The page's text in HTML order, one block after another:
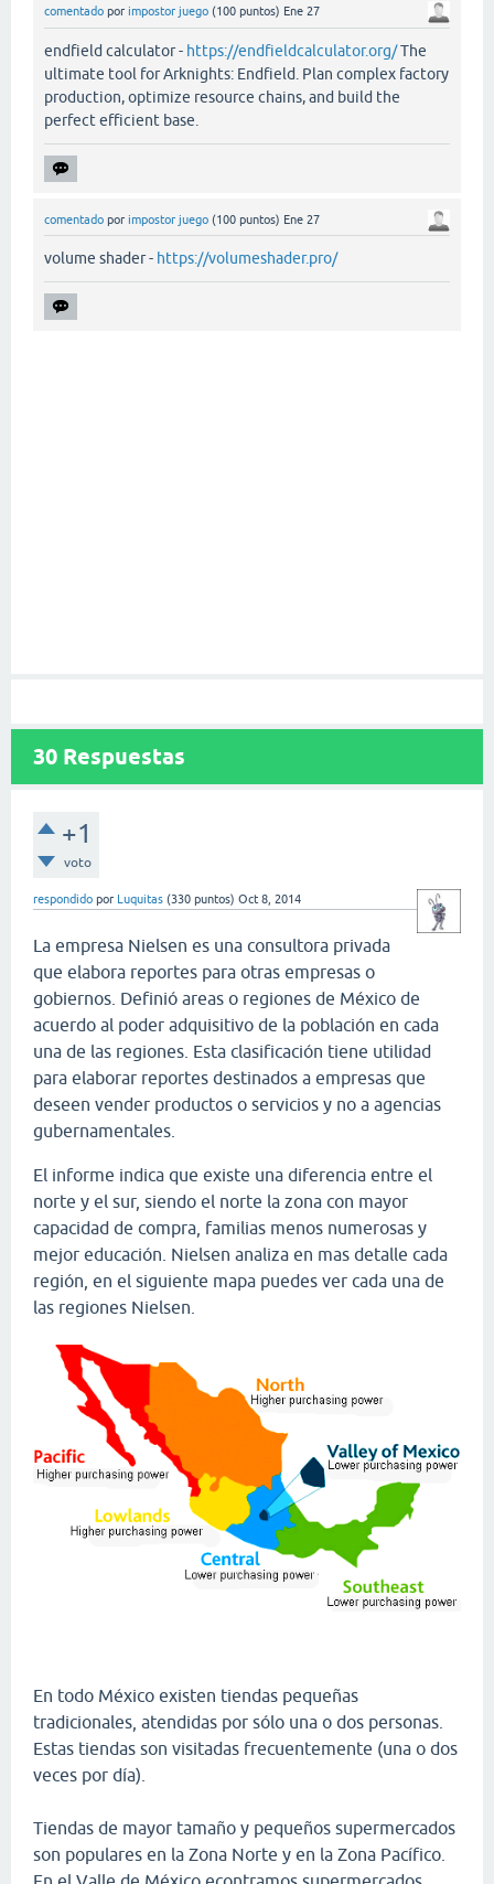
comentado por impostor juego (100 puntos) Ene 27
endfield calculator - https://endfieldcalculator.org/The
ultimate tool for Arknights: Endfield. Plan complex factory
production, optimize resource chains, and build the
perfect efficient base.
comentado por impostor juego (100 puntos) Ene 27
volume shader - https://volumeshader.pro/
30 Respuestas
+1
voto
respondido por Luquitas (330 puntos) Oct 8, 2014
La empresa Nielsen es una consultora privada
que elabora reportes para otras empresas o
gobiernos. Definió areas o regiones de México de
acuerdo al poder adquisitivo de la población en cada
una de las regiones. Esta clasificación tiene utilidad
para elaborar reportes destinados a empresas que
deseen vender productos o servicios y no a agencias
gubernamentales.
El informe indica que existe una diferencia entre el
norte y el sur, siendo el norte la zona con mayor
capacidad de compra, familias menos numerosas y
mejor educación. Nielsen analiza en mas detalle cada
región, en el siguiente mapa puedes ver cada una de
las regiones Nielsen.
En todo México existen tiendas pequeñas
tradicionales, atendidas por sólo una o dos personas.
Estas tiendas son visitadas frecuentemente (una o dos
veces por día).
Tiendas de mayor tamaño y pequeños supermercados
son populares en la Zona Norte y en la Zona Pacífico.